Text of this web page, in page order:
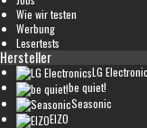
Wie wir testen
Werbung
Lesertests
Hersteller
LG
be quiet!
Seasonic
EIZO